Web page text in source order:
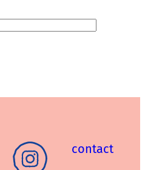
contact